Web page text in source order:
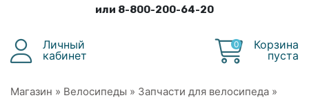
или 8-800-200-64-20
Личный
кабинет
0
Корзина
пуста
Магазин » Велосипеды » Запчасти для велосипеда »